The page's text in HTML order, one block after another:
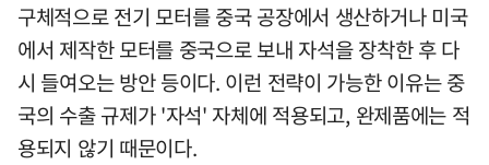
구체적으로 전기 모터를 중국 공장에서 생산하거나 미국
에서 제작한 모터를 중국으로 보내 자석을 장착한 후 다
시 들여오는 방안 등이다. 이런 전략이 가능한 이유는 중
국의 수출 규제가 '자석' 자체에 적용되고, 완제품에는 적
용되지 않기 때문이다.